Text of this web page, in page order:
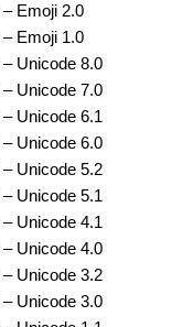
Emoji 2.0
Emoji 1.0
Unicode 8.0
Unicode 7.0
Unicode 6.1
Unicode 6.0
Unicode 5.2
Unicode 5.1
Unicode 4.1
Unicode 4.0
Unicode 3.2
Unicode 3.0